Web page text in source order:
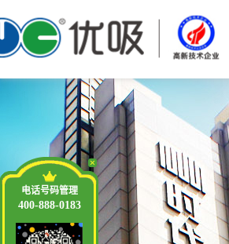
电话号码管理
400-888-0183